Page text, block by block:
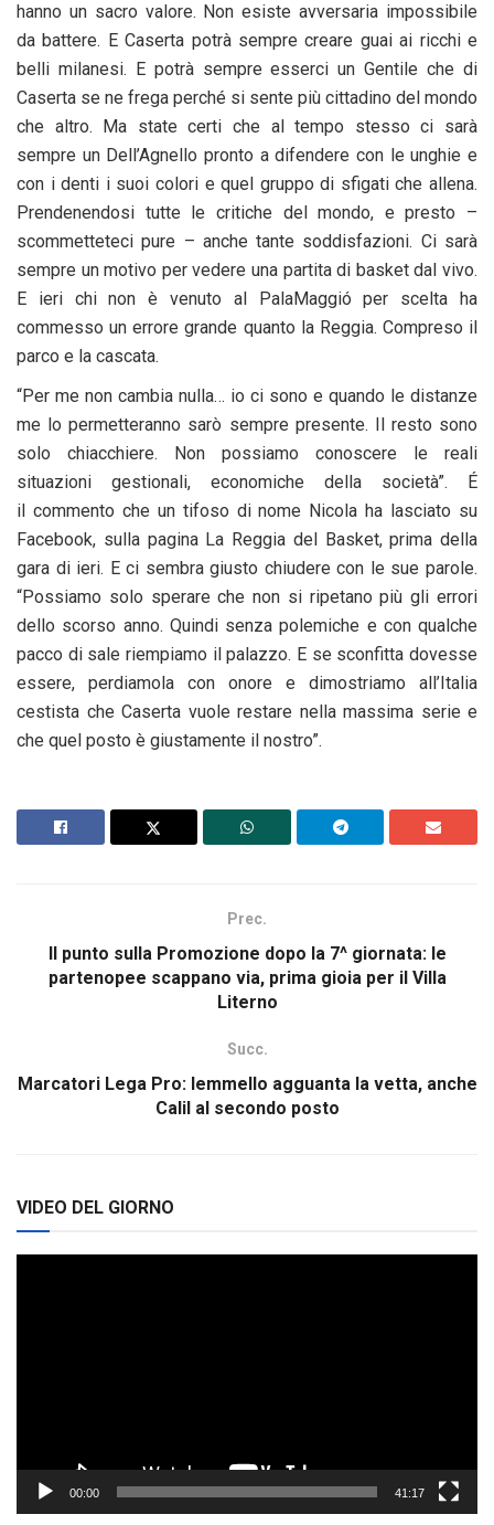
hanno un sacro valore. Non esiste avversaria impossibile
da battere. E Caserta potrà sempre creare guai ai ricchi e
belli milanesi. E potrà sempre esserci un Gentile che di
Caserta se ne frega perché si sente più cittadino del mondo
che altro. Ma state certi che al tempo stesso ci sarà
sempre un Dell’Agnello pronto a difendere con le unghie e
con i denti i suoi colori e quel gruppo di sfigati che allena.
Prendenendosi tutte le critiche del mondo, e presto –
scommetteteci pure – anche tante soddisfazioni. Ci sarà
sempre un motivo per vedere una partita di basket dal vivo.
E ieri chi non è venuto al PalaMaggió per scelta ha
commesso un errore grande quanto la Reggia. Compreso il
parco e la cascata.
“Per me non cambia nulla… io ci sono e quando le distanze
me lo permetteranno sarò sempre presente. Il resto sono
solo chiacchiere. Non possiamo conoscere le reali
situazioni gestionali, economiche della società”. É
il commento che un tifoso di nome Nicola ha lasciato su
Facebook, sulla pagina La Reggia del Basket, prima della
gara di ieri. E ci sembra giusto chiudere con le sue parole.
“Possiamo solo sperare che non si ripetano più gli errori
dello scorso anno. Quindi senza polemiche e con qualche
pacco di sale riempiamo il palazzo. E se sconfitta dovesse
essere, perdiamola con onore e dimostriamo all’Italia
cestista che Caserta vuole restare nella massima serie e
che quel posto è giustamente il nostro”.
Prec.
Il punto sulla Promozione dopo la 7^ giornata: le
partenopee scappano via, prima gioia per il Villa
Literno
Succ.
Marcatori Lega Pro: Iemmello agguanta la vetta, anche
Calil al secondo posto
VIDEO DEL GIORNO
00:00 41:17